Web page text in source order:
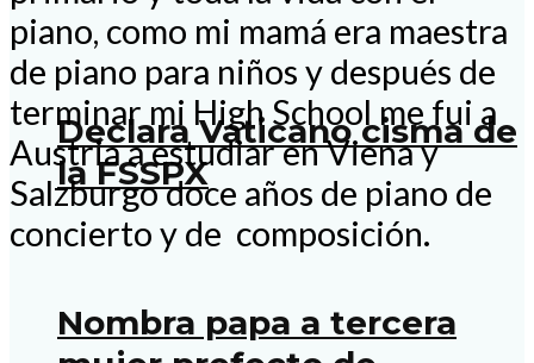
Declara Vaticano cisma de
la FSSPX
Nombra papa a tercera
piano, como mi mamá era maestra
de piano para niños y después de
terminar mi High School me fui a
Austria a estudiar en Viena y
Salzburgo doce años de piano de
concierto y de composición.